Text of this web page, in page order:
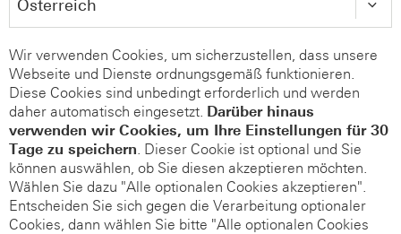
Wir verwenden Cookies, um sicherzustellen, dass unsere
Webseite und Dienste ordnungsgemäß funktionieren.
Diese Cookies sind unbedingt erforderlich und werden
daher automatisch eingesetzt. Darüber hinaus
verwenden wir Cookies, um Ihre Einstellungen für 30
Tage zu speichern. Dieser Cookie ist optional und Sie
können auswählen, ob Sie diesen akzeptieren möchten.
Wählen Sie dazu "Alle optionalen Cookies akzeptieren".
Entscheiden Sie sich gegen die Verarbeitung optionaler
Cookies, dann wählen Sie bitte "Alle optionalen Cookies